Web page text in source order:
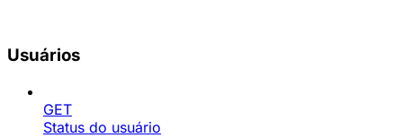
Usuários
GET
Status do usuário